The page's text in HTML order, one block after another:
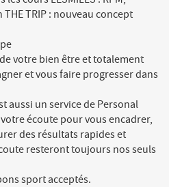
TRIP : nouveau concept
votre bien être et totalement
et vous faire progresser dans
aussi un service de Personal
écoute pour vous encadrer,
des résultats rapides et
resteront toujours nos seuls
sport acceptés.